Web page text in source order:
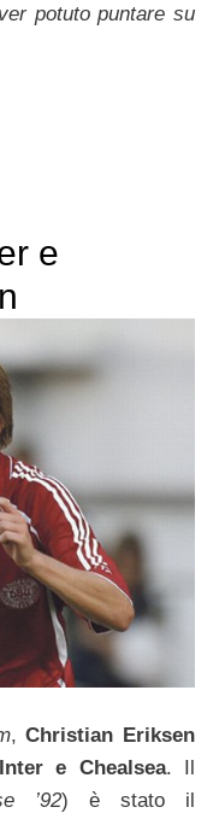
potuto puntare su
e
,Christian Eriksen
e Chealsea. Il
’92) è stato il